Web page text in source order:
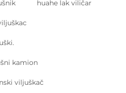
huahe lak viličar
kamion
viljuškač